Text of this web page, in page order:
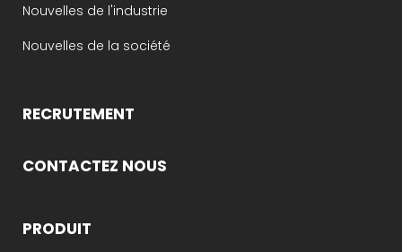
Nouvelles de l'industrie
Nouvelles de la société
RECRUTEMENT
CONTACTEZ NOUS
PRODUIT